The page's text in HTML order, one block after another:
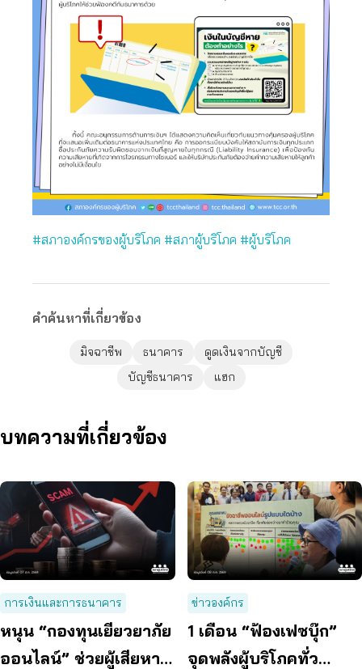
#สภาองค์กรของผู้บริโภค #สภาผู้บริโภค #ผู้บริโภค
คำค้นหาที่เกี่ยวข้อง
มิจฉาชีพ ธนาคาร
ดูดเงินจากบัญชี
บัญชีธนาคาร
แฮก
บทความที่เกี่ยวข้อง
การเงินและการธนาคาร
หนุน “กองทุนเยียวยาภัย
ออนไลน์” ช่วยผู้เสียหาย
ข่าวองค์กร
1 เดือน “ฟ้องเฟซบุ๊ก”
จุดพลังผู้บริโภคทั่ว